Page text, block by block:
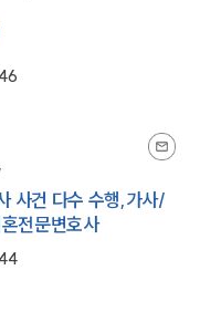
사건 다수 수행,가사/
전문변호사